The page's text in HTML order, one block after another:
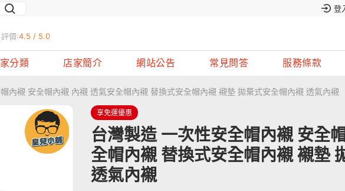
登
評價:4.5 / 5.0
分類 店家簡介 網站公告 常見問答 服務條款
內襯 安全帽內襯 內襯 透氣安全帽內襯 替換式安全帽內襯 襯墊 拋棄式安全帽內襯 透氣內襯
享免運優惠
台灣製造 一次性安全帽內襯 安全
全帽內襯 替換式安全帽內襯 襯墊
透氣內襯